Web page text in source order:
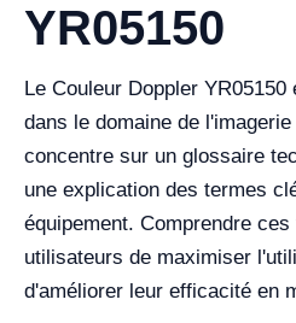
YR05150
Le Couleur Doppler
dans le domaine de
concentre sur un glossaire
une explication des termes
équipement. Comprendre
utilisateurs de maximiser
d'améliorer leur efficacité en